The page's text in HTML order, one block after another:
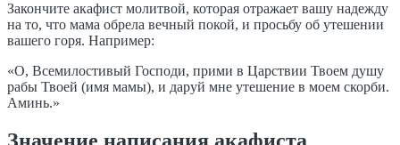
Закончите акафист молитвой, которая отражает вашу надежду
на то, что мама обрела вечный покой, и просьбу об утешении
вашего горя. Например:
«О, Всемилостивый Господи, прими в Царствии Твоем душу
рабы Твоей (имя мамы), и даруй мне утешение в моем скорби.
Аминь.»